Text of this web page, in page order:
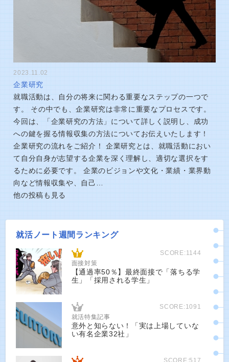
2023.11.02
企業研究
就職活動は、自分の将来に関わる重要なステップの一つで
す。 その中でも、企業研究は非常に重要なプロセスです。
今回は、「企業研究の方法」について詳しく説明し、成功
への鍵を握る情報収集の方法についてお伝えいたします！
企業研究の流れをご紹介！ 企業研究とは、就職活動におい
て自分自身が志望する企業を深く理解し、適切な選択をす
るために必要です。 企業のビジョンや文化・業績・業界動
向など情報収集や、自己…
他の投稿も見る
就活ノート週間ランキング
SCORE:1144
面接対策
【通過率50％】最終面接で「落ちる学
生」「採用される学生」
SCORE:1091
就活特集記事
意外と知らない！「実は上場していな
い有名企業32社」
SCORE:517